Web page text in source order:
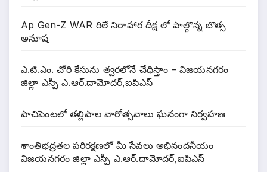
Ap Gen-Z WAR రిలే నిరాహార దీక్ష లో పాల్గొన్న బొత్స
అనూష
ఎ.టి.ఎం. చోరి కేసును త్వరలోనే చేధిస్తాం – విజయనగరం
జిల్లా ఎస్పీ ఎ.ఆర్.దామోదర్,ఐపిఎస్
పాచిపెంటలో తల్లిపాల వారోత్సవాలు ఘనంగా నిర్వహణ
శాంతిభద్రతల పరిరక్షణలో మీ సేవలు అభినందనీయం
విజయనగరం జిల్లా ఎస్పీ ఎ.ఆర్.దామోదర్,ఐపిఎస్